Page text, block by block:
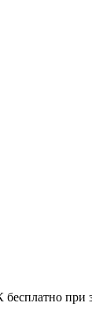
при